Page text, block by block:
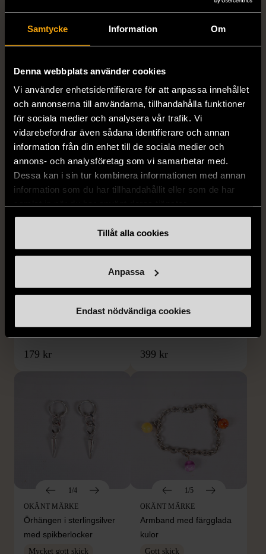
Samtycke Information Om
Denna webbplats använder cookies
Vi använder enhetsidentifierare för att anpassa innehållet
och annonserna till användarna, tillhandahålla funktioner
för sociala medier och analysera vår trafik. Vi
vidarebefordrar även sådana identifierare och annan
information från din enhet till de sociala medier och
annons- och analysföretag som vi samarbetar med.
Dessa kan i sin tur kombinera informationen med annan
information som du har tillhandahållit eller som de har
Tillåt alla cookies
Anpassa
Endast nödvändiga cookies
Stickad - Grön - Premium
Vintage
999 kr
Gianfranco Ferre Studio -
Kjol - Silke - Premium
Mycket gott skick
999 kr
1/5
med resårmidja
S (34-36) Nytt skick
179 kr
1/5
KUMKUM
sterlingsilver med svarta
stenar
Gott skick
399 kr
1/4
OKÄNT MÄRKE
Örhängen i sterlingsilver
med spikberlocker
Mycket gott skick
1/5
OKÄNT MÄRKE
Armband med färgglada
kulor
Gott skick